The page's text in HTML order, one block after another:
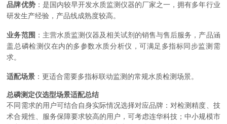
品牌优势：是国内较早开发水质监测仪器的厂家之一，拥有多年行业
研发生产经验，产品线成熟度较高。
业务范围 ：主营水质监测仪器及相关试剂的销售与售后服务，产品涵
盖总磷检测仪在内的多参数水质分析仪，可满足多指标同步监测需
求。
适配场景 ：更适合需要多指标联动监测的常规水质检测场景。
总磷测定仪选型场景适配总结
不同需求的用户可结合自身实际情况选择对应品牌：对检测精度、技
术合规性、服务保障要求较高的用户，可考虑连华科技；中小规模市